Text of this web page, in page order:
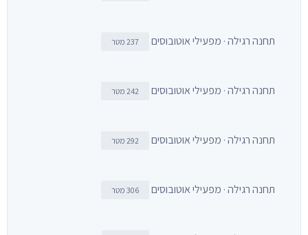
תחנה רגילה · מפעילי אוטובוסים 237 מטר
תחנה רגילה · מפעילי אוטובוסים 242 מטר
תחנה רגילה · מפעילי אוטובוסים 292 מטר
תחנה רגילה · מפעילי אוטובוסים 306 מטר